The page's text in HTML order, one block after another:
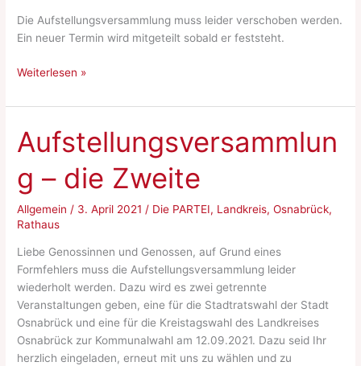
Die Aufstellungsversammlung muss leider verschoben werden.
Ein neuer Termin wird mitgeteilt sobald er feststeht.
Update
unserer
Weiterlesen »
Aufstellungsversammlun
g – die Zweite
Allgemein / 3. April 2021 / Die PARTEI, Landkreis,Osnabrück,
Rathaus
Liebe Genossinnen und Genossen, auf Grund eines
Formfehlers muss die Aufstellungsversammlung leider
wiederholt werden. Dazu wird es zwei getrennte
Veranstaltungen geben, eine für die Stadtratswahl der Stadt
Osnabrück und eine für die Kreistagswahl des Landkreises
Osnabrück zur Kommunalwahl am 12.09.2021. Dazu seid Ihr
herzlich eingeladen, erneut mit uns zu wählen und zu